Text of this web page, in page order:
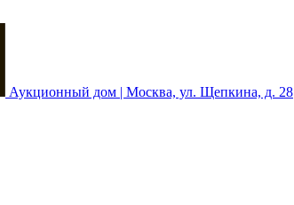
Аукционный дом | Москва, ул. Щепкина, д. 28